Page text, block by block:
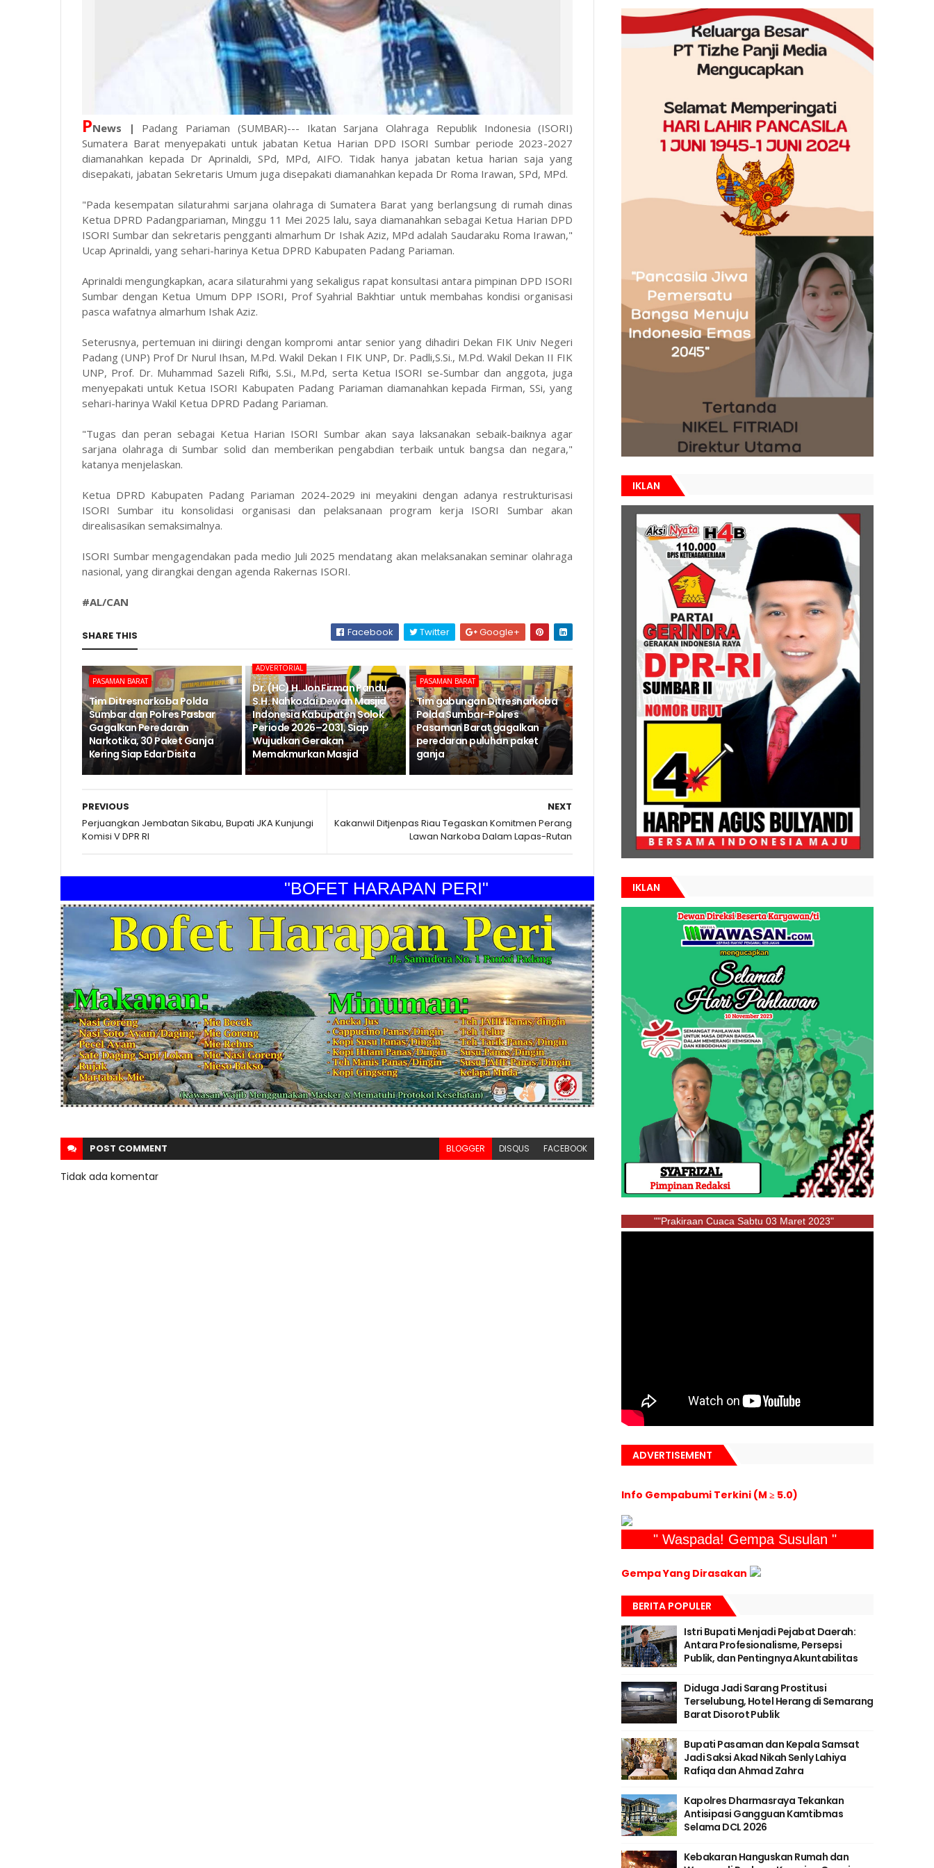
PNews | Padang Pariaman (SUMBAR)--- Ikatan Sarjana Olahraga Republik Indonesia (ISORI)
Sumatera Barat menyepakati untuk jabatan Ketua Harian DPD ISORI Sumbar periode 2023-2027
diamanahkan kepada Dr Aprinaldi, SPd, MPd, AIFO. Tidak hanya jabatan ketua harian saja yang
disepakati, jabatan Sekretaris Umum juga disepakati diamanahkan kepada Dr Roma Irawan, SPd, MPd.
"Pada kesempatan silaturahmi sarjana olahraga di Sumatera Barat yang berlangsung di rumah dinas
Ketua DPRD Padangpariaman, Minggu 11 Mei 2025 lalu, saya diamanahkan sebagai Ketua Harian DPD
ISORI Sumbar dan sekretaris pengganti almarhum Dr Ishak Aziz, MPd adalah Saudaraku Roma Irawan,"
Ucap Aprinaldi, yang sehari-harinya Ketua DPRD Kabupaten Padang Pariaman.
Aprinaldi mengungkapkan, acara silaturahmi yang sekaligus rapat konsultasi antara pimpinan DPD ISORI
Sumbar dengan Ketua Umum DPP ISORI, Prof Syahrial Bakhtiar untuk membahas kondisi organisasi
pasca wafatnya almarhum Ishak Aziz.
Seterusnya, pertemuan ini diiringi dengan kompromi antar senior yang dihadiri Dekan FIK Univ Negeri
Padang (UNP) Prof Dr Nurul Ihsan, M.Pd. Wakil Dekan I FIK UNP, Dr. Padli,S.Si., M.Pd. Wakil Dekan II FIK
UNP, Prof. Dr. Muhammad Sazeli Rifki, S.Si., M.Pd, serta Ketua ISORI se-Sumbar dan anggota, juga
menyepakati untuk Ketua ISORI Kabupaten Padang Pariaman diamanahkan kepada Firman, SSi, yang
sehari-harinya Wakil Ketua DPRD Padang Pariaman.
"Tugas dan peran sebagai Ketua Harian ISORI Sumbar akan saya laksanakan sebaik-baiknya agar
sarjana olahraga di Sumbar solid dan memberikan pengabdian terbaik untuk bangsa dan negara,"
katanya menjelaskan.
Ketua DPRD Kabupaten Padang Pariaman 2024-2029 ini meyakini dengan adanya restrukturisasi
ISORI Sumbar itu konsolidasi organisasi dan pelaksanaan program kerja ISORI Sumbar akan
direalisasikan semaksimalnya.
ISORI Sumbar mengagendakan pada medio Juli 2025 mendatang akan melaksanakan seminar olahraga
nasional, yang dirangkai dengan agenda Rakernas ISORI.
#AL/CAN
SHARE THIS Facebook Twitter Google+
PASAMAN BARAT
Tim Ditresnarkoba Polda
Sumbar dan Polres Pasbar
Gagalkan Peredaran
Narkotika, 30 Paket Ganja
Kering Siap Edar Disita
ADVERTORIAL
Dr. (HC) H. Jon Firman Pandu,
S.H. Nahkodai Dewan Masjid
Indonesia Kabupaten Solok
Periode 2026–2031, Siap
Wujudkan Gerakan
Memakmurkan Masjid
PASAMAN BARAT
Tim gabungan Ditresnarkoba
Polda Sumbar-Polres
Pasaman Barat gagalkan
peredaran puluhan paket
ganja
NEXT
Kakanwil Ditjenpas Riau Tegaskan Komitmen Perang
Lawan Narkoba Dalam Lapas-Rutan
PREVIOUS
Perjuangkan Jembatan Sikabu, Bupati JKA Kunjungi
Komisi V DPR RI
"BOFET HARAPAN PERI"
POST COMMENT BLOGGER DISQUS FACEBOOK
Tidak ada komentar
IKLAN
IKLAN
""Prakiraan Cuaca Sabtu 03 Maret 2023"
ADVERTISEMENT
Info Gempabumi Terkini (M ≥ 5.0)
" Waspada! Gempa Susulan "
Gempa Yang Dirasakan
BERITA POPULER
Istri Bupati Menjadi Pejabat Daerah:
Antara Profesionalisme, Persepsi
Publik, dan Pentingnya Akuntabilitas
Diduga Jadi Sarang Prostitusi
Terselubung, Hotel Herang di Semarang
Barat Disorot Publik
Bupati Pasaman dan Kepala Samsat
Jadi Saksi Akad Nikah Senly Lahiya
Rafiqa dan Ahmad Zahra
Kapolres Dharmasraya Tekankan
Antisipasi Gangguan Kamtibmas
Selama DCL 2026
Kebakaran Hanguskan Rumah dan